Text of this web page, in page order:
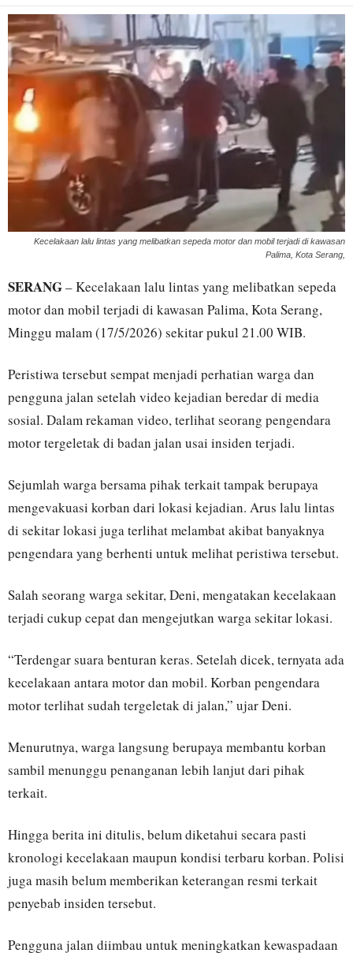
Kecelakaan lalu lintas yang melibatkan sepeda motor dan mobil terjadi di kawasan
Palima, Kota Serang,
SERANG– Kecelakaan lalu lintas yang melibatkan sepeda
motor dan mobil terjadi di kawasan Palima, Kota Serang,
Minggu malam (17/5/2026) sekitar pukul 21.00 WIB.
Peristiwa tersebut sempat menjadi perhatian warga dan
pengguna jalan setelah video kejadian beredar di media
sosial. Dalam rekaman video, terlihat seorang pengendara
motor tergeletak di badan jalan usai insiden terjadi.
Sejumlah warga bersama pihak terkait tampak berupaya
mengevakuasi korban dari lokasi kejadian. Arus lalu lintas
di sekitar lokasi juga terlihat melambat akibat banyaknya
pengendara yang berhenti untuk melihat peristiwa tersebut.
Salah seorang warga sekitar, Deni, mengatakan kecelakaan
terjadi cukup cepat dan mengejutkan warga sekitar lokasi.
“Terdengar suara benturan keras. Setelah dicek, ternyata ada
kecelakaan antara motor dan mobil. Korban pengendara
motor terlihat sudah tergeletak di jalan,” ujar Deni.
Menurutnya, warga langsung berupaya membantu korban
sambil menunggu penanganan lebih lanjut dari pihak
terkait.
Hingga berita ini ditulis, belum diketahui secara pasti
kronologi kecelakaan maupun kondisi terbaru korban. Polisi
juga masih belum memberikan keterangan resmi terkait
penyebab insiden tersebut.
Pengguna jalan diimbau untuk meningkatkan kewaspadaan